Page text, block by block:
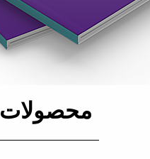
محصولات